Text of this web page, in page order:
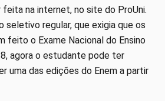
na internet, no site do ProUni.
seletivo regular, que exigia que os
feito o Exame Nacional do Ensino
agora o estudante pode ter
uma das edições do Enem a partir